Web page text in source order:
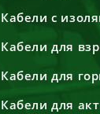
Кабели с
Кабели для
Кабели для
Кабели для